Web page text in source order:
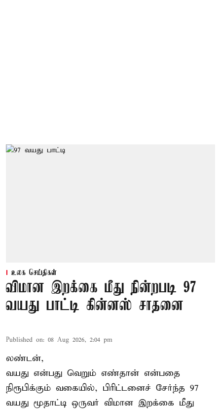
உலக செய்திகள்
விமான இறக்கை மீது நின்றபடி 97
வயது பாட்டி கின்னஸ் சாதனை
Published on: 08 Aug 2026, 2:04 pm
லண்டன்,
வயது என்பது வெறும் எண்தான் என்பதை
நிரூபிக்கும் வகையில், பிரிட்டனைச் சேர்ந்த 97
வயது மூதாட்டி ஒருவர் விமான இறக்கை மீது